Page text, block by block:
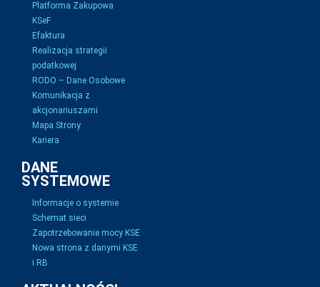
Platforma Zakupowa
KSeF
Efaktura
Realizacja strategii
podatkowej
RODO – Dane Osobowe
Komunikacja z
akcjonariuszami
Mapa Strony
Kariera
DANE
SYSTEMOWE
Informacje o systemie
Schemat sieci
Zapotrzebowanie mocy KSE
Nowa strona z danymi KSE
i RB